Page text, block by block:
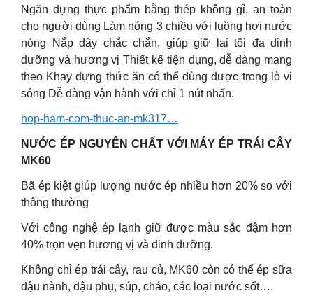
Ngăn đựng thực phẩm bằng thép không gỉ, an toàn
cho người dùng Làm nóng 3 chiều với luồng hơi nước
nóng Nắp dậy chắc chắn, giúp giữ lại tối đa dinh
dưỡng và hương vị Thiết kế tiện dụng, dễ dàng mang
theo Khay đựng thức ăn có thể dùng được trong lò vi
sóng Dễ dàng vận hành với chỉ 1 nút nhấn.
hop-ham-com-thuc-an-mk317…
NƯỚC ÉP NGUYÊN CHẤT VỚI MÁY ÉP TRÁI CÂY
MK60
Bã ép kiệt giúp lượng nước ép nhiều hơn 20% so với
thông thường
Với công nghệ ép lạnh giữ được màu sắc đậm hơn
40% trọn vẹn hương vị và dinh dưỡng.
Không chỉ ép trái cây, rau củ, MK60 còn có thể ép sữa
đậu nành, đậu phụ, súp, cháo, các loại nước sốt….